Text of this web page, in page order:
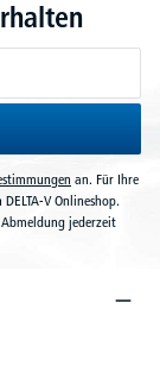
an. Für Ihre
V Onlineshop.
Abmeldung jederzeit